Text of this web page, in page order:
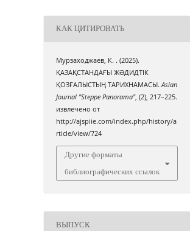
КАК ЦИТИРОВАТЬ
Мурзаходжаев, К. . (2025).
ҚАЗАҚСТАНДАҒЫ ЖƏДИДТІК
ҚОЗҒАЛЫСТЫҢ ТАРИХНАМАСЫ.Asian
Journal "Steppe Panorama", (2), 217–225.
извлечено от
http://ajspiie.com/index.php/history/a
rticle/view/724
Другие форматы
библиографических ссылок
ВЫПУСК